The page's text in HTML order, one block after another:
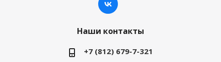
Наши контакты
+7 (812) 679-7-321